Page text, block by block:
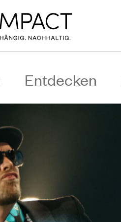
Entdecken